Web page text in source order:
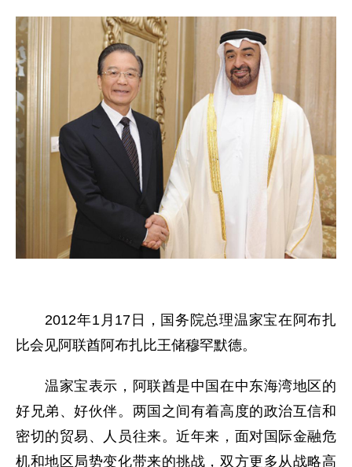
2012年1月17日，国务院总理温家宝在阿布扎
比会见阿联酋阿布扎比王储穆罕默德。
温家宝表示，阿联酋是中国在中东海湾地区的
好兄弟、好伙伴。两国之间有着高度的政治互信和
密切的贸易、人员往来。近年来，面对国际金融危
机和地区局势变化带来的挑战，双方更多从战略高